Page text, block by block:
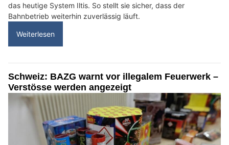
das heutige System Iltis. So stellt sie sicher, dass der
Bahnbetrieb weiterhin zuverlässig läuft.
Weiterlesen
Schweiz: BAZG warnt vor illegalem Feuerwerk –
Verstösse werden angezeigt